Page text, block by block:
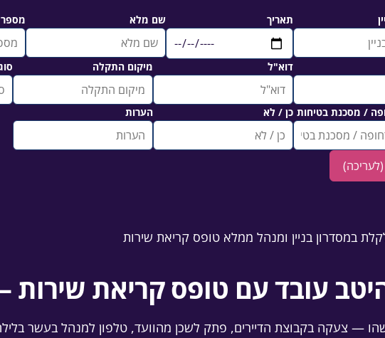
תאריך שם מלא מספר
דוא"ל מיקום התקלה
/ מסכנת בטיחות כן / לא הערות
היטב עובד עם טופס קריאת
— צעקה בקבוצת הדיירים, פתק לשכן מהוועד, טלפון למנהל בעשר